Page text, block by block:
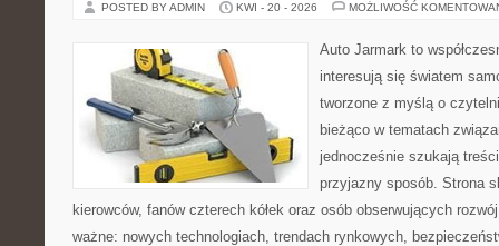
POSTED BY ADMIN KWI - 20 - 2026 MOŻLIWOŚĆ
Auto Jarmark to
interesują się światem
tworzone z myślą o
bieżąco w tematach
jednocześnie szukają
przyjazny sposób. Strona
kierowców, fanów czterech kółek oraz osób obserwujących
ważne: nowych technologiach, trendach rynkowych,